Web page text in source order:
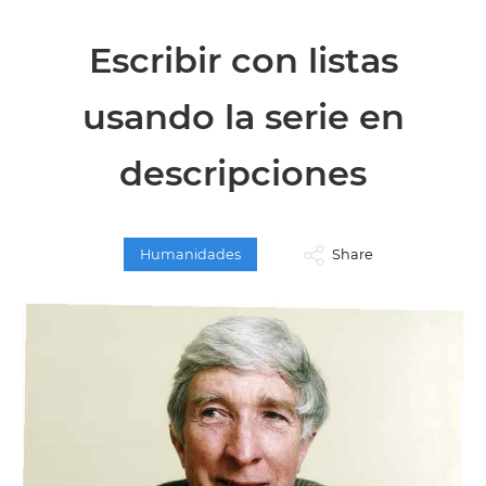
Escribir con listas
usando la serie en
descripciones
Humanidades Share